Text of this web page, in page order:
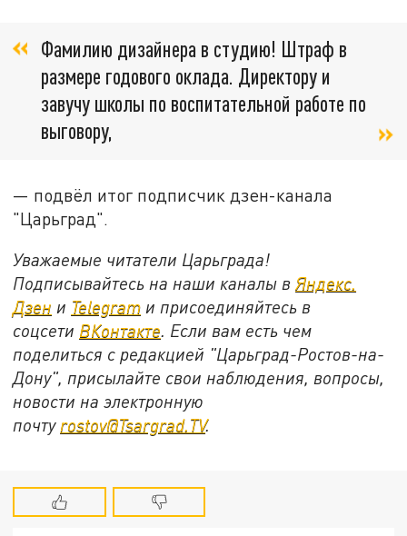
Фамилию дизайнера в студию! Штраф в
размере годового оклада. Директору и
завучу школы по воспитательной работе по
выговору,
— подвёл итог подписчик дзен-канала
"Царьград".
Уважаемые читатели Царьграда!
Подписывайтесь на наши каналы вЯндекс.
Дзен и Telegram и присоединяйтесь в
соцсети ВКонтакте. Если вам есть чем
поделиться с редакцией "Царьград-Ростов-на-
Дону", присылайте свои наблюдения, вопросы,
новости на электронную
почту rostov@Tsargrad.ТV.